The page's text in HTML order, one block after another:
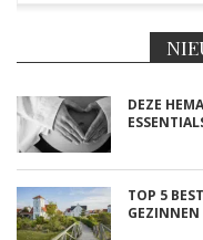
DEZE
TOP 5
GEZINNEN